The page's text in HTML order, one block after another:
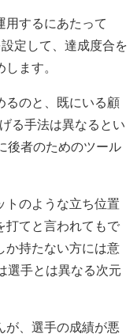
用するにあたって
定して、達成度合を
ます。
るのと、既にいる顧
る手法は異なるとい
後者のためのツール
トのような立ち位置
打てと言われてもで
か持たない方には意
選手とは異なる次元
が、選手の成績が悪